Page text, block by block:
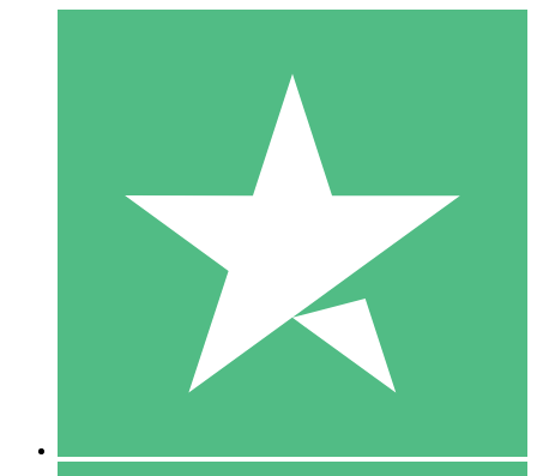
Paquetes de Créditos Individuales
Paga según el uso con créditos de descarga. Sin compromiso
10 00